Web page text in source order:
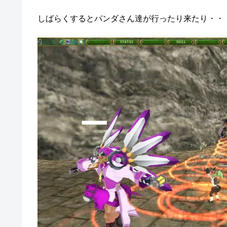
しばらくするとパンダさん達が行ったり来たり・・